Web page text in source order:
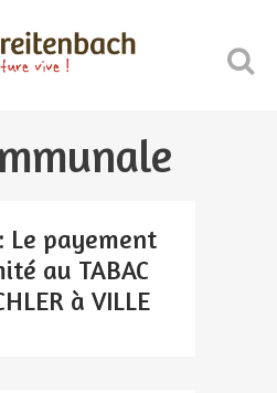
Le payement
au TABAC
à VILLE